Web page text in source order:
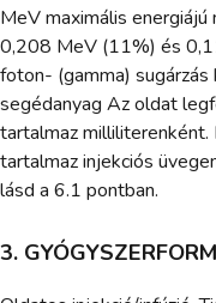
MeV maximális
0,208 MeV (11%) és
foton- (gamma)
segédanyag Az oldat
tartalmaz
tartalmaz injekciós
lásd a 6.1 pontban.
3.